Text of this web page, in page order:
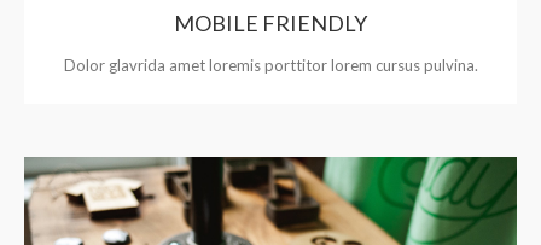
MOBILE FRIENDLY
Dolor glavrida amet loremis porttitor lorem cursus pulvina.